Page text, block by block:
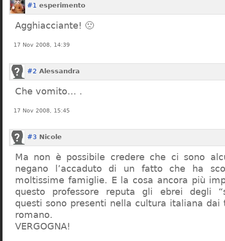
#1 esperimento
Agghiacciante! 🙁
17 Nov 2008, 14:39
#2 Alessandra
Che vomito… .
17 Nov 2008, 15:45
#3 Nicole
Ma non è possibile credere che ci sono
negano l’accaduto di un fatto che ha
moltissime famiglie. E la cosa ancora più
questo professore reputa gli ebrei degli
questi sono presenti nella cultura italiana dai
romano.
VERGOGNA!